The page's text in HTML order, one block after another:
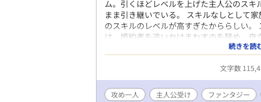
ム。引くほどレベルを上げた主人公のス
まま引き継いでいる。 スキルなしとして
のスキルのレベルが高すぎたかららしい
は、婚約者を追いかけまわすのを辞め、自
元婚約者と従兄弟には近付かないので、
度。 3/7 完結しました！ ※主人公：マイ
グ1位、ありがとうございました。完結
い込めた作品となりました！ああああり
さんの閲覧、イイね、エール、感想は、
続きを読
文字数
攻め一人 主人公受け ファンタジー